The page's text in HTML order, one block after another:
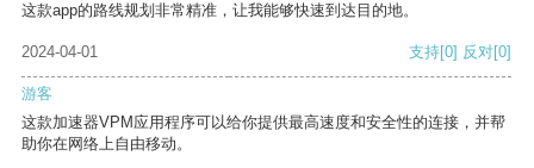
这款app的路线规划非常精准，让我能够快速到达目的地。
2024-04-01 支持[0] 反对[0]
游客
这款加速器VPM应用程序可以给你提供最高速度和安全性的连接，并帮
助你在网络上自由移动。